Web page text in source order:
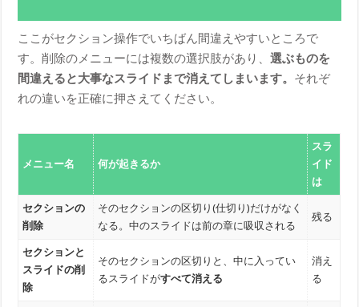
ここがセクション操作でいちばん間違えやすいところで
す。削除のメニューには複数の選択肢があり、選ぶものを
間違えると大事なスライドまで消えてしまいます。 それぞ
れの違いを正確に押さえてください。
メニュー名 何が起きるか
スラ
イド
は
セクションの
削除
そのセクションの区切り(仕切り)だけがなく
なる。中のスライドは前の章に吸収される
残る
セクションと
スライドの削
除
そのセクションの区切りと、中に入ってい
るスライドがすべて消える
消え
る